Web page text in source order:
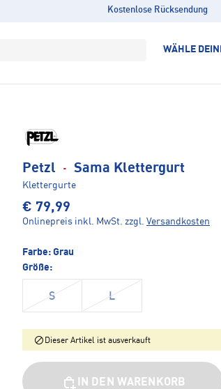
Kostenlose Rücksendung
WÄHLE
Petzl · Sama Klettergurt
Klettergurte
€ 79,99
Onlinepreis inkl. MwSt. zzgl. Versandkosten
Farbe: Grau
Größe:
S L
Dieser Artikel ist ausverkauft
IN DEN WARENKORB